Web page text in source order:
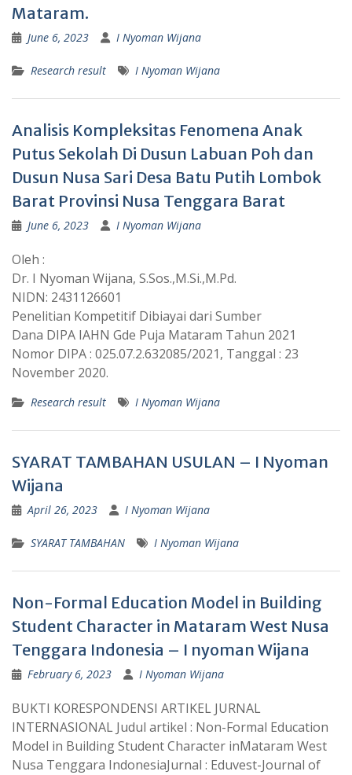
Mataram.
June 6, 2023 I Nyoman Wijana
Research result I Nyoman Wijana
Analisis Kompleksitas Fenomena Anak
Putus Sekolah Di Dusun Labuan Poh dan
Dusun Nusa Sari Desa Batu Putih Lombok
Barat Provinsi Nusa Tenggara Barat
June 6, 2023 I Nyoman Wijana
Oleh :
Dr. I Nyoman Wijana, S.Sos.,M.Si.,M.Pd.
NIDN: 2431126601
Penelitian Kompetitif Dibiayai dari Sumber
Dana DIPA IAHN Gde Puja Mataram Tahun 2021
Nomor DIPA : 025.07.2.632085/2021, Tanggal : 23
November 2020.
Research result I Nyoman Wijana
SYARAT TAMBAHAN USULAN – I Nyoman
Wijana
April 26, 2023 I Nyoman Wijana
SYARAT TAMBAHAN I Nyoman Wijana
Non-Formal Education Model in Building
Student Character in Mataram West Nusa
Tenggara Indonesia – I nyoman Wijana
February 6, 2023 I Nyoman Wijana
BUKTI KORESPONDENSI ARTIKEL JURNAL
INTERNASIONAL Judul artikel : Non-Formal Education
Model in Building Student Character inMataram West
Nusa Tenggara IndonesiaJurnal : Eduvest-Journal of